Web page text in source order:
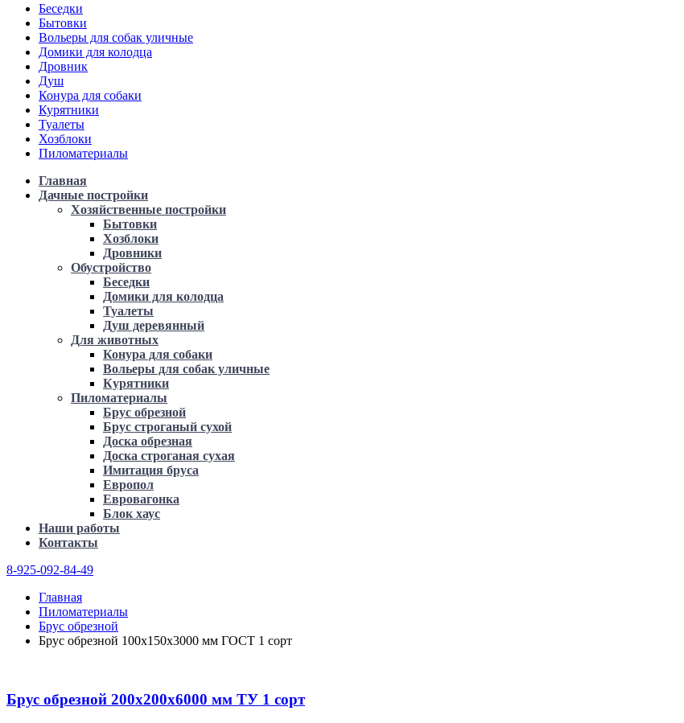
Беседки
Бытовки
Вольеры для собак уличные
Домики для колодца
Дровник
Душ
Конура для собаки
Курятники
Туалеты
Хозблоки
Пиломатериалы
Главная
Дачные постройки
Хозяйственные постройки
Бытовки
Хозблоки
Дровники
Обустройство
Беседки
Домики для колодца
Туалеты
Душ деревянный
Для животных
Конура для собаки
Вольеры для собак уличные
Курятники
Пиломатериалы
Брус обрезной
Брус строганый сухой
Доска обрезная
Доска строганая сухая
Имитация бруса
Европол
Евровагонка
Блок хаус
Наши работы
Контакты
8-925-092-84-49
Главная
Пиломатериалы
Брус обрезной
Брус обрезной 100х150х3000 мм ГОСТ 1 сорт
Брус обрезной 200х200х6000 мм ТУ 1 сорт